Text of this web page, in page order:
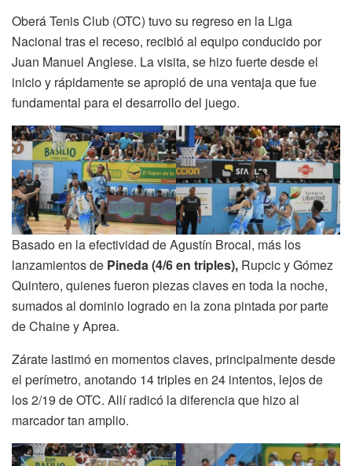
Oberá Tenis Club (OTC) tuvo su regreso en la Liga
Nacional tras el receso, recibió al equipo conducido por
Juan Manuel Anglese. La visita, se hizo fuerte desde el
inicio y rápidamente se apropió de una ventaja que fue
fundamental para el desarrollo del juego.
Basado en la efectividad de Agustín Brocal, más los
lanzamientos de Pineda (4/6 en triples), Rupcic y Gómez
Quintero, quienes fueron piezas claves en toda la noche,
sumados al dominio logrado en la zona pintada por parte
de Chaine y Aprea.
Zárate lastimó en momentos claves, principalmente desde
el perímetro, anotando 14 triples en 24 intentos, lejos de
los 2/19 de OTC. Allí radicó la diferencia que hizo al
marcador tan amplio.